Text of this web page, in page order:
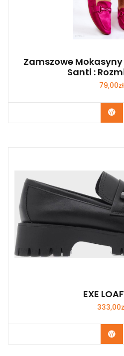
Zamszowe
Santi :
79,00zł
EXE
333,00